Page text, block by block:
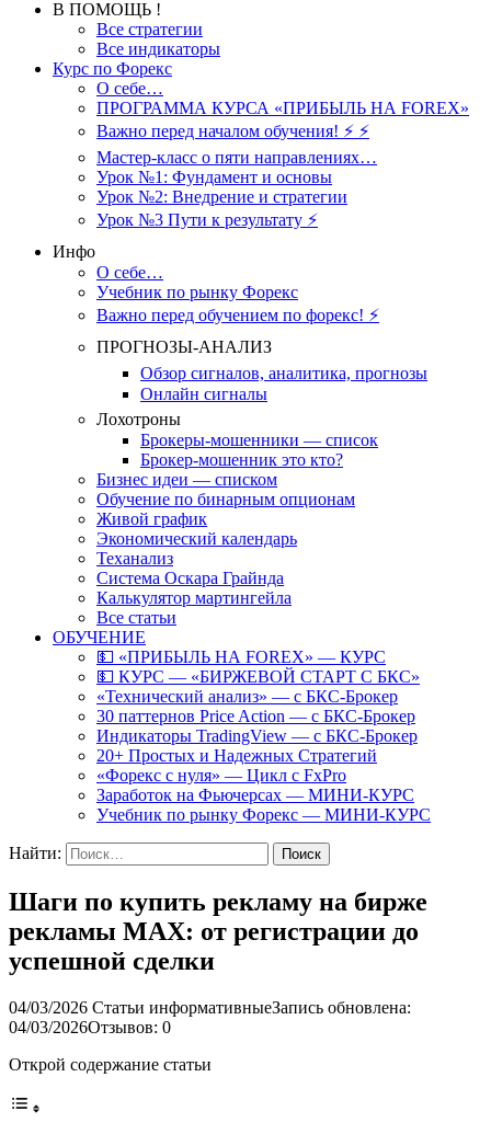
В ПОМОЩЬ !
Все стратегии
Все индикаторы
Курс по Форекс
О себе…
ПРОГРАММА КУРСА «ПРИБЫЛЬ НА FOREX»
Важно перед началом обучения! ⚡ ⚡
Мастер-класс о пяти направлениях…
Урок №1: Фундамент и основы
Урок №2: Внедрение и стратегии
Урок №3 Пути к результату ⚡️
Инфо
О себе…
Учебник по рынку Форекс
Важно перед обучением по форекс! ⚡
ПРОГНОЗЫ-АНАЛИЗ
Обзор сигналов, аналитика, прогнозы
Онлайн сигналы
Лохотроны
Брокеры-мошенники — список
Брокер-мошенник это кто?
Бизнес идеи — списком
Обучение по бинарным опционам
Живой график
Экономический календарь
Теханализ
Система Оскара Грайнда
Калькулятор мартингейла
Все статьи
ОБУЧЕНИЕ
💵 «ПРИБЫЛЬ НА FOREX» — КУРС
💵 КУРС — «БИРЖЕВОЙ СТАРТ С БКС»
«Технический анализ» — с БКС-Брокер
30 паттернов Price Action — с БКС-Брокер
Индикаторы TradingView — с БКС-Брокер
20+ Простых и Надежных Стратегий
«Форекс с нуля» — Цикл с FxPro
Заработок на Фьючерсах — МИНИ-КУРС
Учебник по рынку Форекс — МИНИ-КУРС
Найти:
Шаги по купить рекламу на бирже
рекламы MAX: от регистрации до
успешной сделки
04/03/2026 Статьи информативныеЗапись обновлена:
04/03/2026Отзывов: 0
Открой содержание статьи